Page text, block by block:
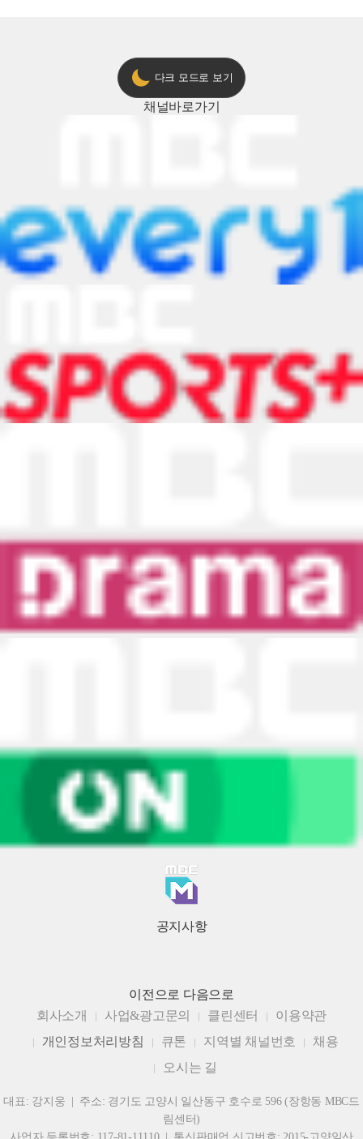
다크 모드로 보기
채널바로가기
공지사항
이전으로 다음으로
회사소개
사업&광고문의 클린센터
이용약관
개인정보처리방침
큐톤 지역별 채널번호
채용
오시는 길
대표: 강지웅 | 주소: 경기도 고양시 일산동구 호수로 596 (장항동 MBC드
림센터)